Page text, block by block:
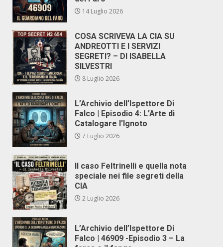
14 Luglio 2026
COSA SCRIVEVA LA CIA SU
ANDREOTTI E I SERVIZI
SEGRETI? – DI ISABELLA
SILVESTRI
8 Luglio 2026
L’Archivio dell’Ispettore Di
Falco | Episodio 4: L’Arte di
Catalogare l’Ignoto
7 Luglio 2026
Il caso Feltrinelli e quella nota
speciale nei file segreti della
CIA
2 Luglio 2026
L’Archivio dell’Ispettore Di
Falco | 46909 -Episodio 3 – La